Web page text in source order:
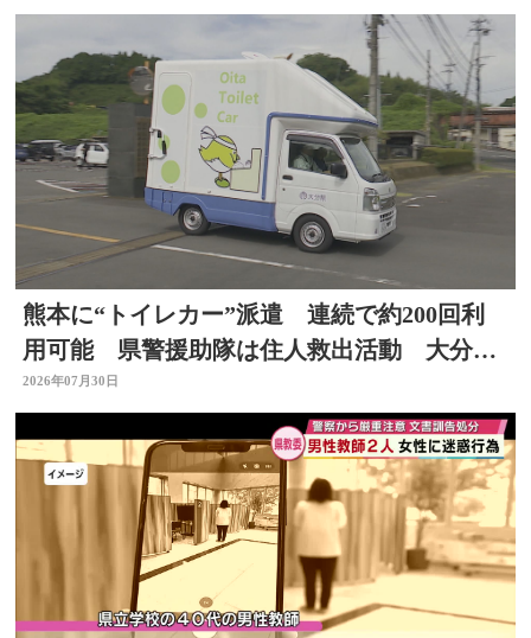
熊本に“トイレカー”派遣 連続で約200回利
用可能 県警援助隊は住人救出活動 大分か
ら支援の輪広がる
2026年07月30日